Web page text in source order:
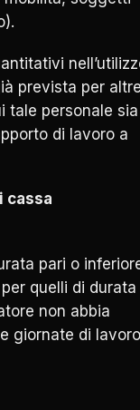
prevista per
tale personale sia
di lavoro a
cassa
pari o
quelli di durata
non abbia
giornate di lavoro